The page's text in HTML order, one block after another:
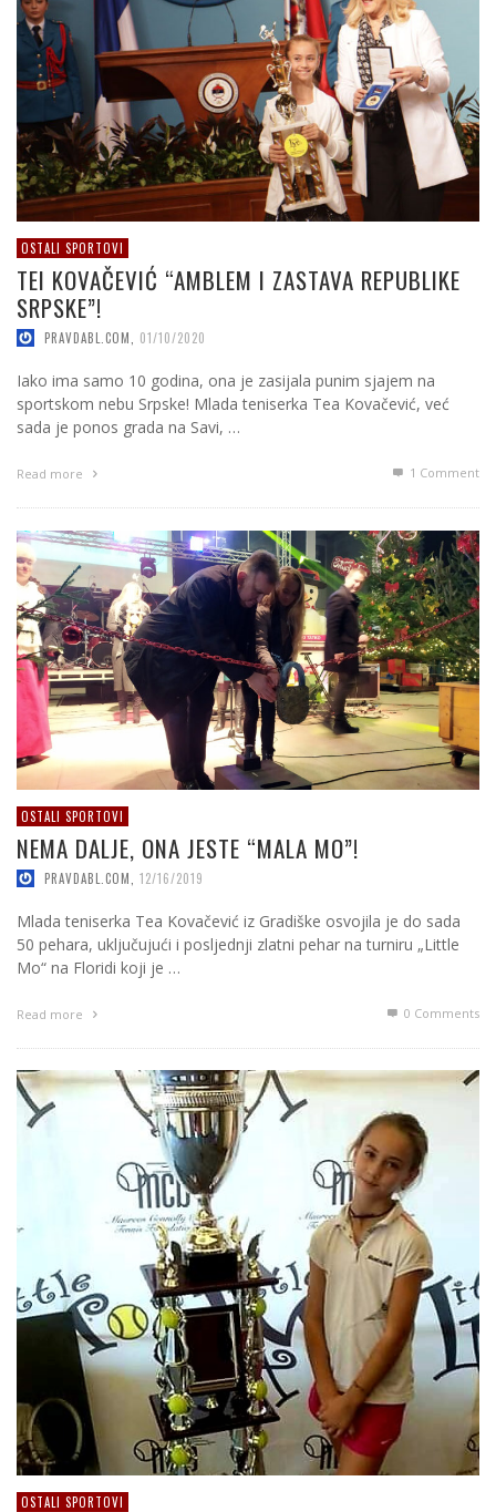
OSTALI SPORTOVI
TEI KOVAČEVIĆ “AMBLEM I ZASTAVA REPUBLIKE
SRPSKE”!
PRAVDABL.COM 01/10/2020
Iako ima samo 10 godina, ona je zasijala punim sjajem na
sportskom nebu Srpske! Mlada teniserka Tea Kovačević, već
sada je ponos grada na Savi, …
Read more 1 Comment
OSTALI SPORTOVI
NEMA DALJE, ONA JESTE “MALA MO”!
PRAVDABL.COM 12/16/2019
Mlada teniserka Tea Kovačević iz Gradiške osvojila je do sada
50 pehara, uključujući i posljednji zlatni pehar na turniru „Little
Mo“ na Floridi koji je …
Read more 0 Comments
OSTALI SPORTOVI